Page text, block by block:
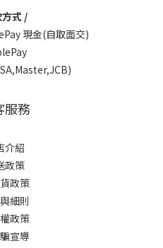
式 /
現金(自取面交)
服務
介紹
政策
政策
細則
政策
宣導